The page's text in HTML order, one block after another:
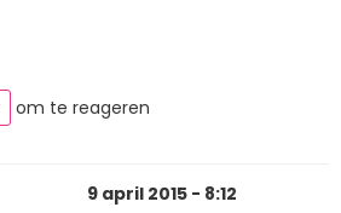
om te reageren
9 april 2015 - 8:12